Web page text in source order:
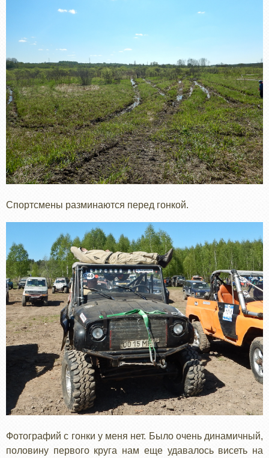
Спортсмены разминаются перед гонкой.
Фотографий с гонки у меня нет. Было очень динамичный,
половину первого круга нам еще удавалось висеть на